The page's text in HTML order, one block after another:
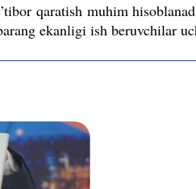
qaratish muhim
ekanligi ish beruvchilar